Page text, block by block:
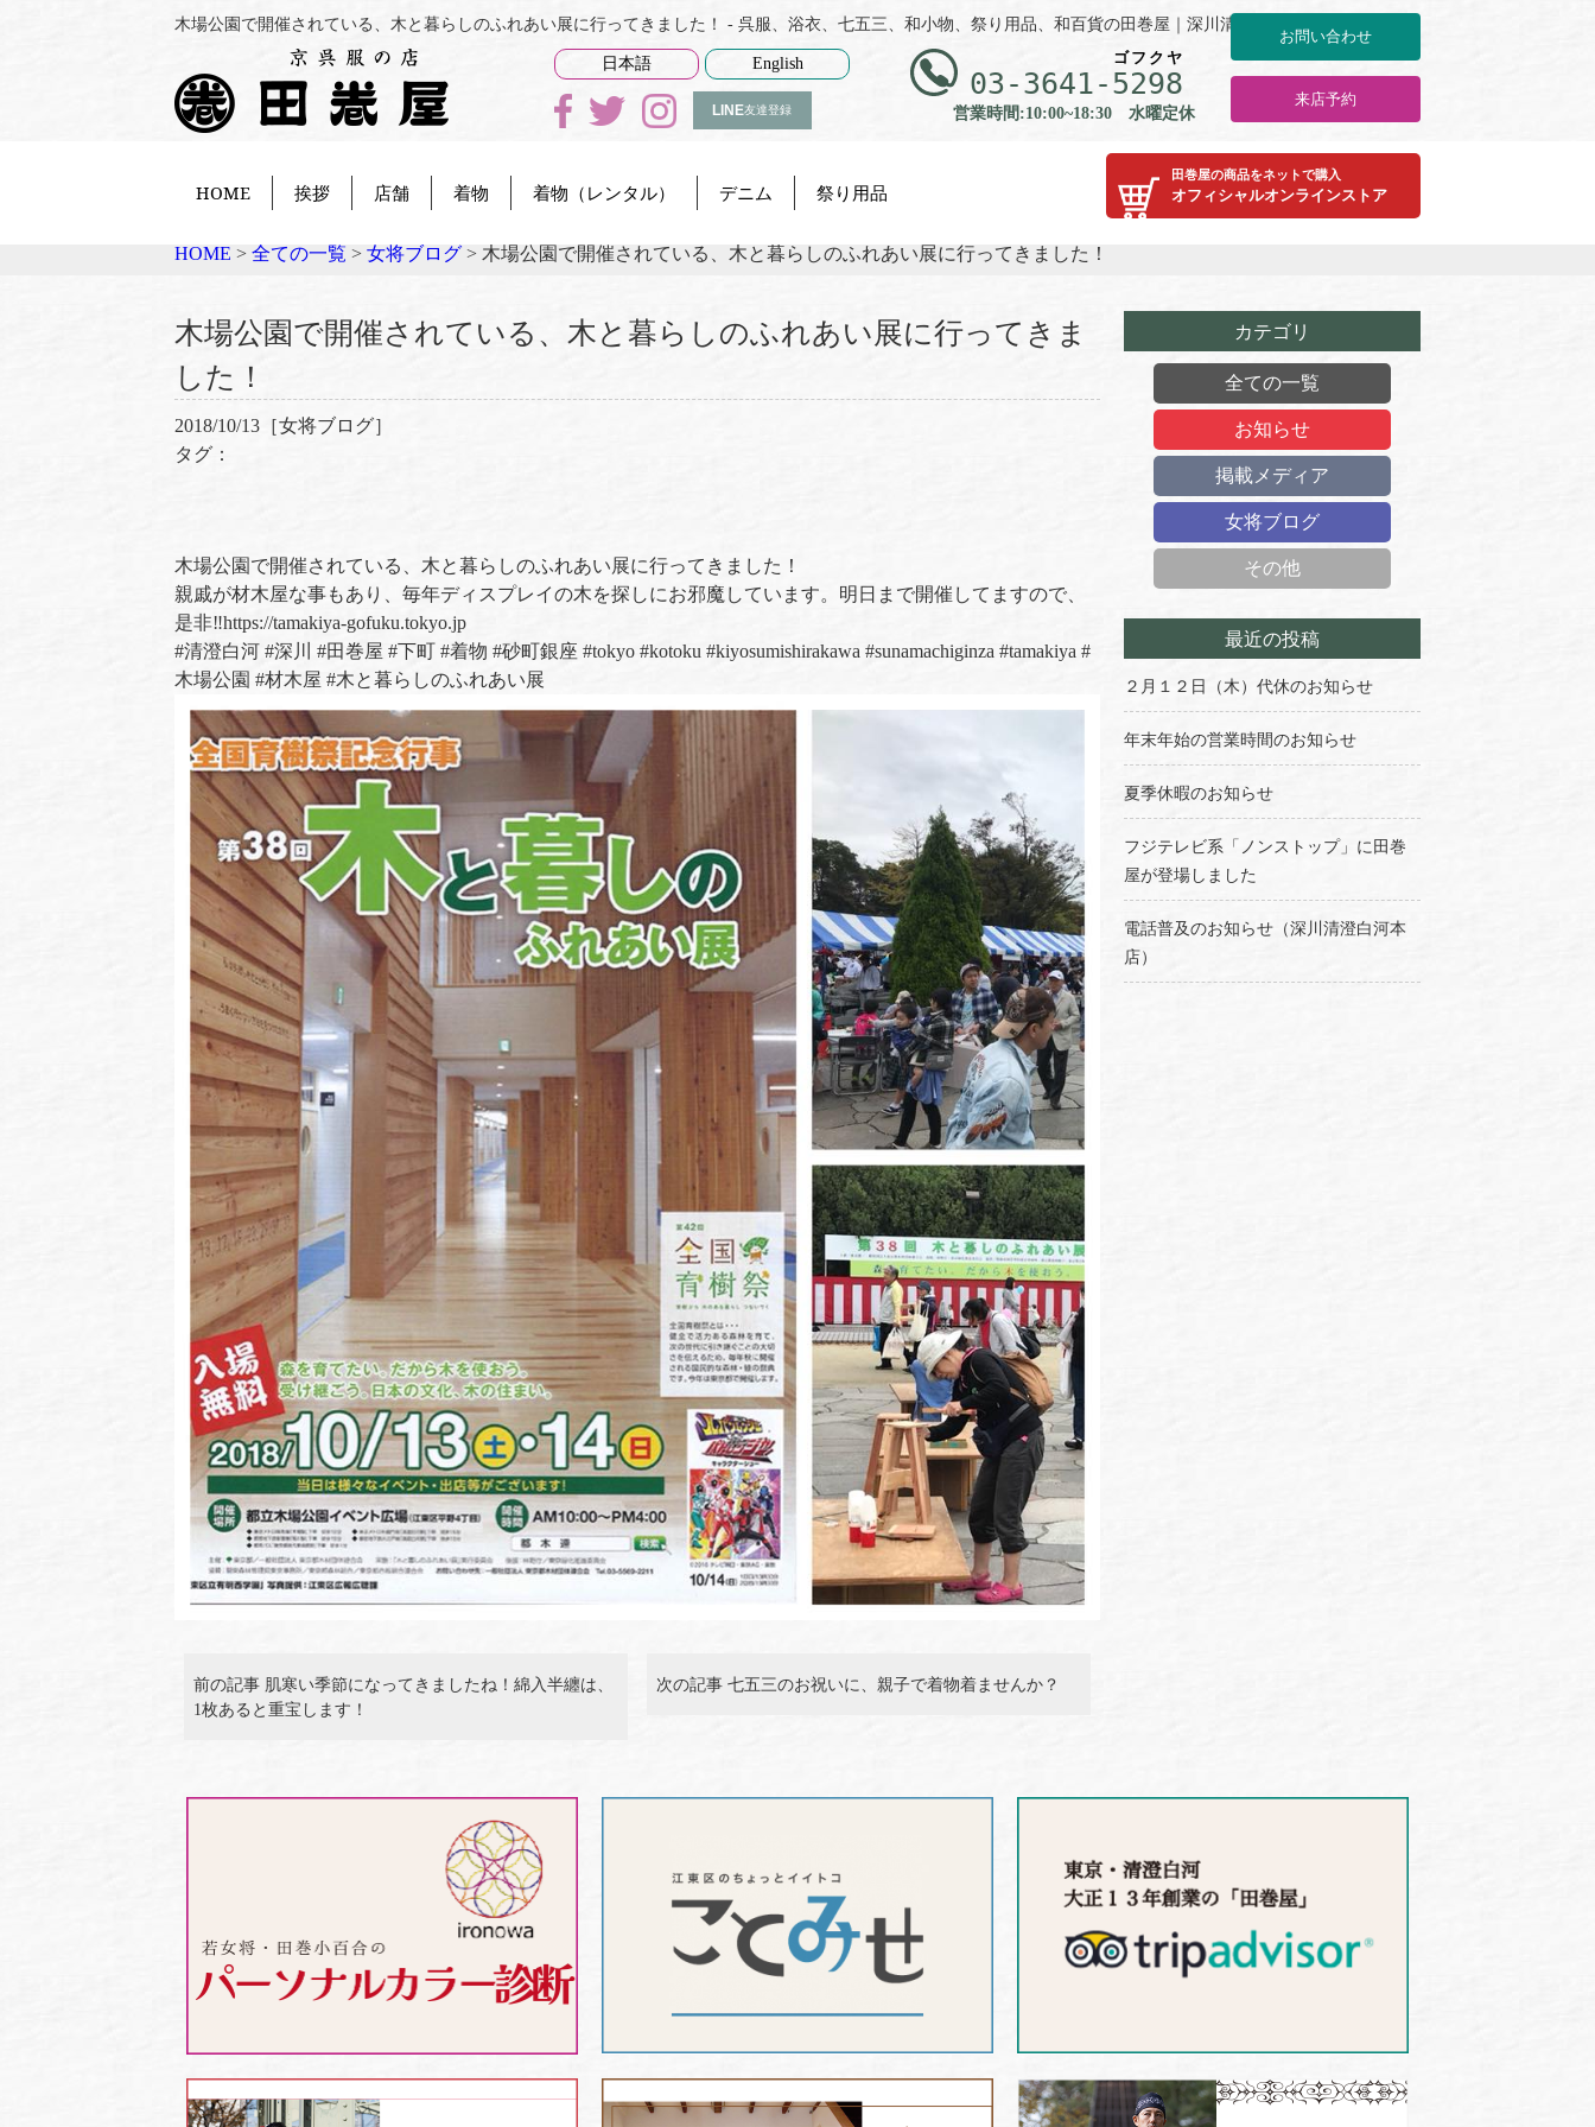
木場公園で開催されている、木と暮らしのふれあい展に行ってきました！ - 呉服、浴衣、七五三、和小物、祭り用品、和百貨の田巻屋｜深川清澄白河
日本語 English
LINE友達登録
03-3641-5
ゴ
2
フ
9
ク
8
ヤ
営業時間:10:00~18:30 水曜定休
来店予約
お問い合わせ
HOME 挨拶 店舗 着物 着物（レンタル） デニム 祭り用品
田巻屋の商品をネットで購入
オフィシャルオンラインストア
HOME > 全ての一覧 > 女将ブログ > 木場公園で開催されている、木と暮らしのふれあい展に行ってきました！
木場公園で開催されている、木と暮らしのふれあい展に行ってきま
した！
2018/10/13［女将ブログ］
タグ：
木場公園で開催されている、木と暮らしのふれあい展に行ってきました！
親戚が材木屋な事もあり、毎年ディスプレイの木を探しにお邪魔しています。明日まで開催してますので、
是非‼https://tamakiya-gofuku.tokyo.jp
#清澄白河 #深川 #田巻屋 #下町 #着物 #砂町銀座 #tokyo #kotoku #kiyosumishirakawa #sunamachiginza #tamakiya #
木場公園 #材木屋 #木と暮らしのふれあい展
前の記事 肌寒い季節になってきましたね！綿入半纏は、
1枚あると重宝します！
次の記事 七五三のお祝いに、親子で着物着ませんか？
カテゴリ
全ての一覧
お知らせ
掲載メディア
女将ブログ
その他
最近の投稿
２月１２日（木）代休のお知らせ
年末年始の営業時間のお知らせ
夏季休暇のお知らせ
フジテレビ系「ノンストップ」に田巻
屋が登場しました
電話普及のお知らせ（深川清澄白河本
店）